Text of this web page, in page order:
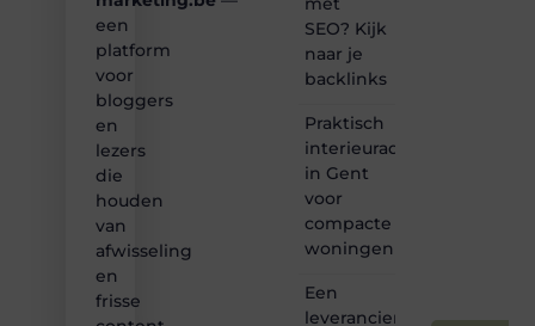
een
platform
voor
bloggers
en
lezers
die
houden
van
afwisseling
en
frisse
SEO? Kijk
naar je
backlinks
Praktisch
interieuradvies
in Gent
voor
compacte
woningen
Een
leverancier